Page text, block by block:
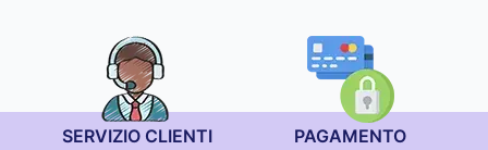
SERVIZIO CLIENTI
PAGAMENTO